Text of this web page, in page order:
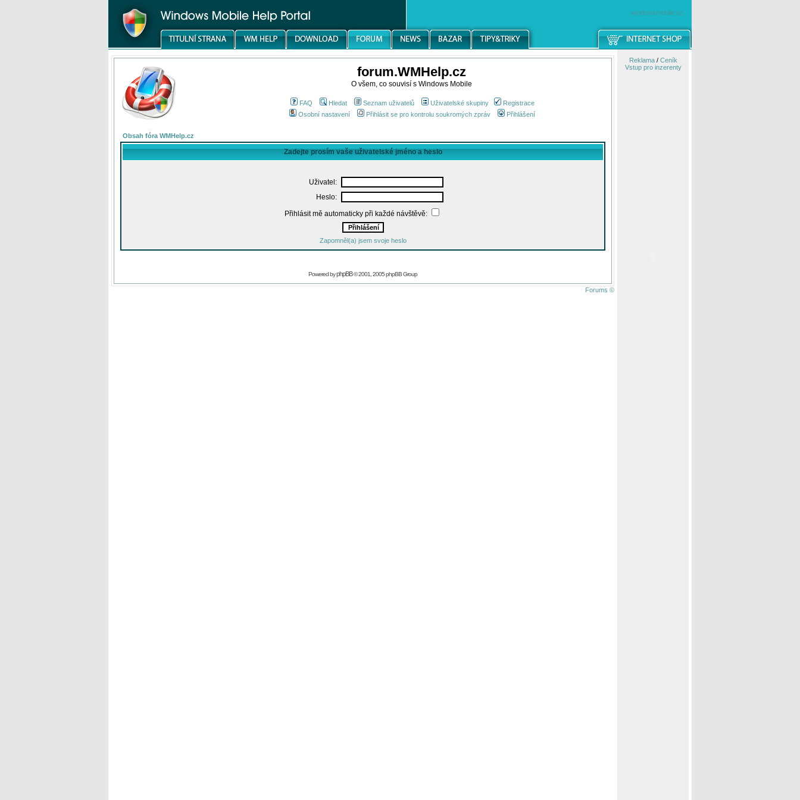
windowsmobile.cz
forum.WMHelp.cz
O všem, co souvisí s Windows Mobile
FAQ Hledat Seznam uživatelů Uživatelské skupiny
Registrace
Osobní nastavení
Přihlásit se pro kontrolu soukromých zpráv Přihlášení
Obsah fóra WMHelp.cz
Zadejte prosím vaše uživatelské jméno a heslo
Uživatel:
Heslo:
Přihlásit mě automaticky při každé návštěvě:
Zapomněl(a) jsem svoje heslo
Powered byphpBB© 2001, 2005 phpBB Group
Forums ©
Reklama/ Ceník
Vstup pro inzerenty